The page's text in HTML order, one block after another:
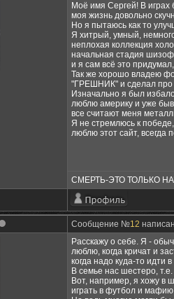
Моё имя Сергей! В играх
моя жизнь довольно
Но я пытаюсь как то
Я хитрый, умный,
неплохая коллекция
начальная стадия
и я сам всё это
Так же хорошо владею
"ГРЕШНИК" и сделал про
Изначально я был
люблю америку и уже
все считают меня
Я не стремлюсь к
люблю этот сайт, всегда
СМЕРТЬ-ЭТО ТОЛЬКО
Сообщение №12
Расскажу о себе. Я -
люблю, когда кричат и
когда надо куда-то идти
В семье нас шестеро,
Вот, например, я хожу в
играть в футбол и